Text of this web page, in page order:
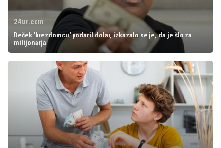
24ur.com
Deček 'brezdomcu' podaril dolar, izkazalo se je, da je šlo za
milijonarja